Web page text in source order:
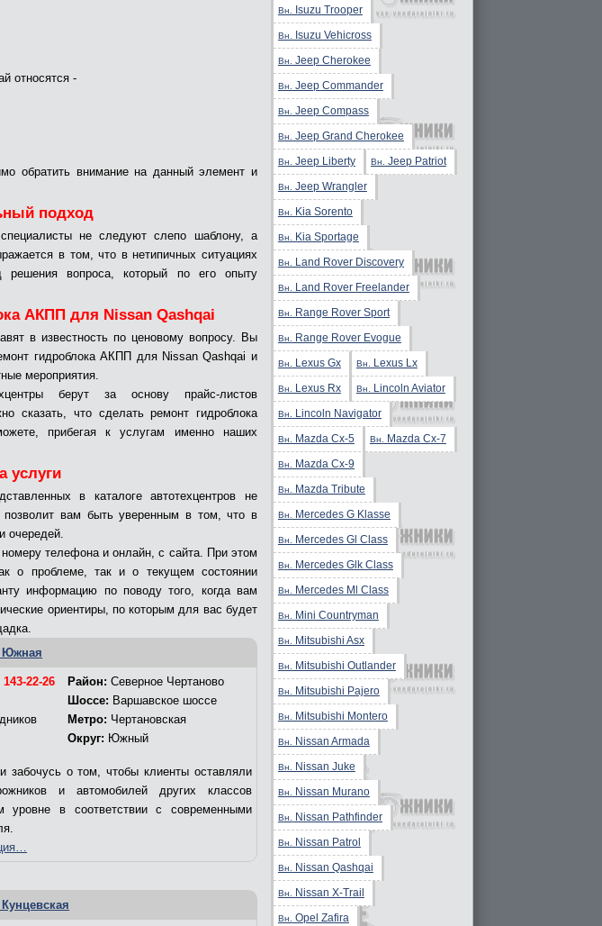
относятся -
обратить внимание на данный элемент и
подход
не следуют слепо шаблону, а
в том, что в нетипичных ситуациях
решения вопроса, который по его опыту
АКПП для Nissan Qashqai
в известность по ценовому вопросу. Вы
гидроблока АКПП для Nissan Qashqai и
мероприятия.
берут за основу прайс-листов
сказать, что сделать ремонт гидроблока
прибегая к услугам именно наших
услуги
в каталоге автотехцентров не
позволит вам быть уверенным в том, что в
очередей.
телефона и онлайн, с сайта. При этом
о проблеме, так и о текущем состоянии
информацию по поводу того, когда вам
ориентиры, по которым для вас будет
Южная
143-22-26
Район: Северное Чертаново
Шоссе: Варшавское шоссе
Метро: Чертановская
Округ: Южный
забочусь о том, чтобы клиенты оставляли
и автомобилей других классов
уровне в соответствии с современными
Вн. Isuzu Trooper
Вн. Isuzu Vehicross
Вн. Jeep Cherokee
Вн. Jeep Commander
Вн. Jeep Compass
Вн. Jeep Grand Cherokee
Вн. Jeep Liberty Вн. Jeep Patriot
Вн. Jeep Wrangler
Вн. Kia Sorento
Вн. Kia Sportage
Вн. Land Rover Discovery
Вн. Land Rover Freelander
Вн. Range Rover Sport
Вн. Range Rover Evogue
Вн. Lexus Gx Вн. Lexus Lx
Вн. Lexus Rx Вн. Lincoln Aviator
Вн. Lincoln Navigator
Вн. Mazda Cx-5 Вн. Mazda Cx-7
Вн. Mazda Cx-9
Вн. Mazda Tribute
Вн. Mercedes G Klasse
Вн. Mercedes Gl Class
Вн. Mercedes Glk Class
Вн. Mercedes Ml Class
Вн. Mini Countryman
Вн. Mitsubishi Asx
Вн. Mitsubishi Outlander
Вн. Mitsubishi Pajero
Вн. Mitsubishi Montero
Вн. Nissan Armada
Вн. Nissan Juke
Вн. Nissan Murano
Вн. Nissan Pathfinder
Вн. Nissan Patrol
Вн. Nissan Qashqai
Вн. Nissan X-Trail
Вн. Opel Zafira